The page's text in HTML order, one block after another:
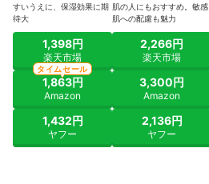
すいうえに、保湿効果に期
待大
1,398円
楽天市場
1,863円
Amazon
タイムセール
1,432円
ヤフー
肌の人にもおすすめ。敏感
肌への配慮も魅力
2,266円
楽天市場
3,300円
Amazon
2,136円
ヤフー